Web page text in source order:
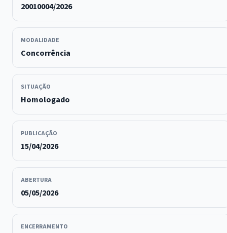
20010004/2026
MODALIDADE
Concorrência
SITUAÇÃO
Homologado
PUBLICAÇÃO
15/04/2026
ABERTURA
05/05/2026
ENCERRAMENTO